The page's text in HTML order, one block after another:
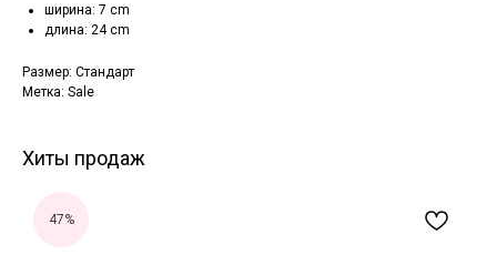
ширина: 7 cm
длина: 24 cm
Размер: Стандарт
Метка: Sale
Хиты продаж
47%